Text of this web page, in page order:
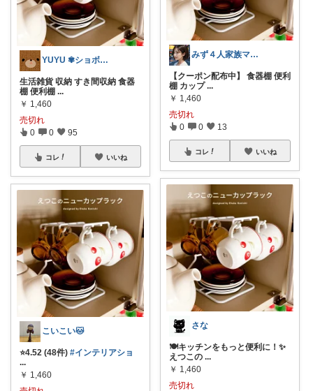
YUYU ✾ショボくまROOM✾
生活雑貨 収納 すき間収納 食器
棚 便利棚 ...
￥ 1,460
売切れ
0 0 95
コレ いいね
こいこい🐱
⭐️4.52 (48件) #インテリアショ
...
￥ 1,460
みず４人家族ママ★３０代子育て奮闘中🙆
【クーポン配布中】 食器棚 便利
棚 カップ ...
￥ 1,460
売切れ
0 0 13
コレ いいね
さな
🍽️キッチンをもっと便利に！✨
えつこの ...
￥ 1,460
売切れ